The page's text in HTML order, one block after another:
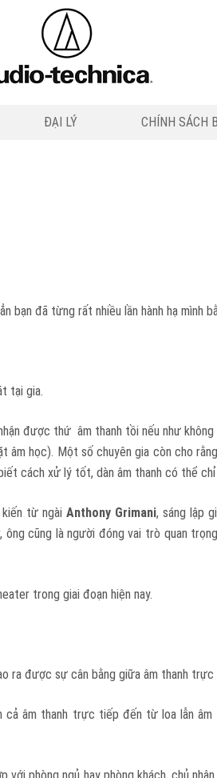
ĐẠI LÝ CHÍNH SÁCH
đã từng rất nhiều lần hành hạ mình
tại gia.
được thứ âm thanh tồi nếu như
học). Một số chuyên gia còn cho
cách xử lý tốt, dàn âm thanh có thể
từ ngài Anthony Grimani, sáng lập
cũng là người đóng vai trò quan
trong giai đoạn hiện nay.
ra được sự cân bằng giữa âm thanh
âm thanh trực tiếp đến từ loa lẫn